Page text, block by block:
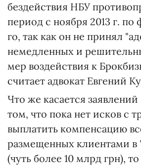
бездействия НБУ
период с ноября 2013 г. по
го, так как он не принял
немедленных и
мер воздействия к
считает адвокат Евгений
Что же касается
том, что пока нет исков с
выплатить компенсацию
размещенных клиентами в
(чуть более 10 млрд грн),